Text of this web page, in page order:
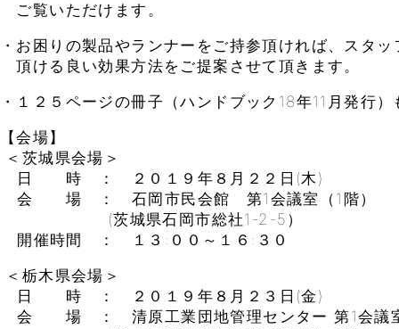
ご覧いただけます。
・お困りの製品やランナーをご持参頂ければ、スタ
頂ける良い効果方法をご提案させて頂きます。
・１２５ページの冊子（ハンドブック18年11月発行
【会場】
＜茨城県会場＞
日 時 ： ２０１９年８月２２日(木)
会 場 ： 石岡市民会館 第1会議室（1階）
(茨城県石岡市総社1-2-5）
開催時間 ： １３:００～１６:３０
＜栃木県会場＞
日 時 ： ２０１９年８月２３日(金)
会 場 ： 清原工業団地管理センター 第1会議